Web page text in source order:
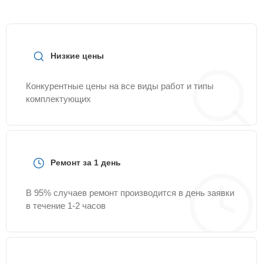
Низкие цены
Конкурентные цены на все виды работ и типы
комплектующих
Ремонт за 1 день
В 95% случаев ремонт производится в день заявки
в течение 1-2 часов